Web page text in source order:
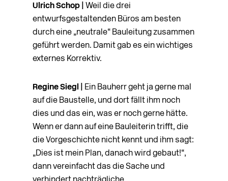
Ulrich Schop | Weil die drei
entwurfsgestaltenden Büros am besten
durch eine „neutrale“ Bauleitung zusammen
geführt werden. Damit gab es ein wichtiges
externes Korrektiv.
Regine Siegl |
Ein Bauherr geht ja gerne mal
auf die Baustelle, und dort fällt ihm noch
dies und das ein, was er noch gerne hätte.
Wenn er dann auf eine Bauleiterin trifft, die
die Vorgeschichte nicht kennt und ihm sagt:
„Dies ist mein Plan, danach wird gebaut!“,
dann vereinfacht das die Sache und